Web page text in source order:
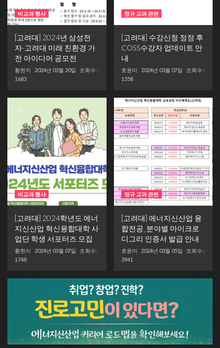
비교과 행사
[고려대] 2024년 삼성전
자-고려대 미래 친환경 가
전 아이디어 공모전
황현지 2024년 03월 20일
조회수 :
1683
정규 교과 관련
[고려대] 수강신청 정정 후
COSS수강자 업데이트 안
내
호윤미 2024년 03월 07일
조회수 :
1558
비교과 행사
[고려대] 2024학년도 에너
지신산업 혁신융합대학 사
업단 학생 서포터즈 모집
황현지 2024년 03월 07일
조회수 :
1748
정규 교과 관련
[고려대] 에너지신산업 융
합전공_분야별 마이크로
디그리 인증서 발급 안내
호윤미 2024년 03월 05일
조회수 :
3941